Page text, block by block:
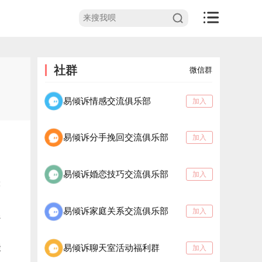
社群 微信群
易倾诉情感交流俱乐部 加入
易倾诉分手挽回交流俱乐部 加入
易倾诉婚恋技巧交流俱乐部 加入
易倾诉家庭关系交流俱乐部 加入
易倾诉聊天室活动福利群 加入